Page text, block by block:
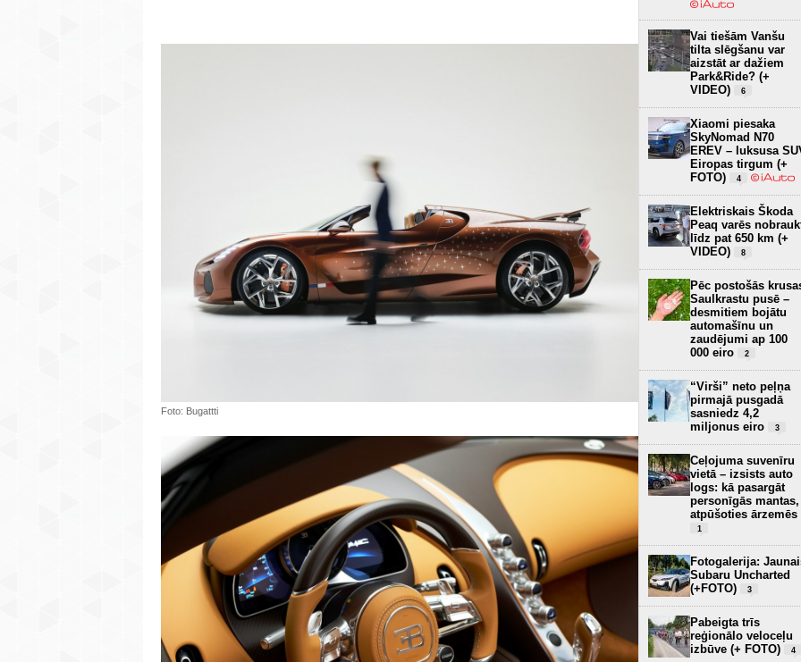
Foto: Bugattti
Vai tiešām Vanšu
tilta slēgšanu var
aizstāt ar dažiem
Park&Ride? (+
VIDEO)
6
Xiaomi piesaka
SkyNomad N70
EREV – luksusa
Eiropas tirgum (+
FOTO)
4
Elektriskais Škoda
Peaq varēs
līdz pat 650 km (+
VIDEO)
8
Pēc postošās
Saulkrastu pusē –
desmitiem bojātu
automašīnu un
zaudējumi ap 100
000 eiro
2
“Virši” neto peļņa
pirmajā pusgadā
sasniedz 4,2
miljonus eiro
3
Ceļojuma suvenīru
vietā – izsists auto
logs: kā pasargāt
personīgās mantas,
atpūšoties ārzemēs
1
Fotogalerija:
Subaru Uncharted
(+FOTO)
3
Pabeigta trīs
reģionālo veloceļu
izbūve (+ FOTO)
4